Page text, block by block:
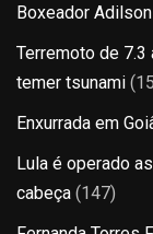
Boxeador
Terremoto de 7.3
temer tsunami
Enxurrada em
Lula é operado
cabeça (147)